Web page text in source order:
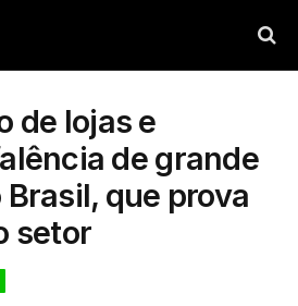
de lojas e
de grande
que prova
setor